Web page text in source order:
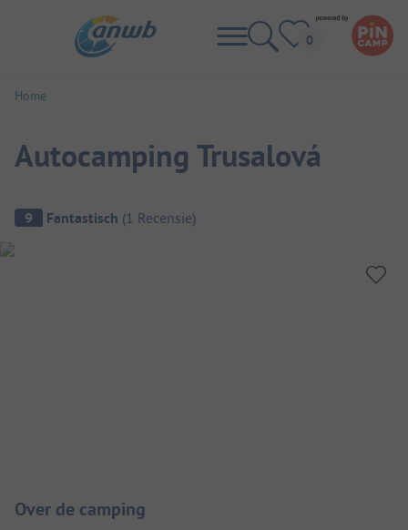
Home
Autocamping Trusalová
Camping overzicht
9 Fantastisch (1 Recensie)
Over de camping